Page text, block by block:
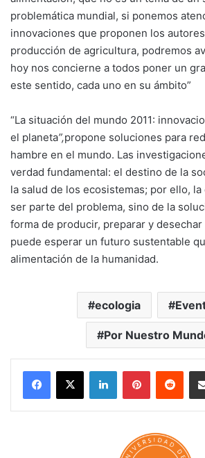
problemática mundial, si ponemos
innovaciones que proponen los
producción de agricultura, podremos
hoy nos concierne a todos poner un
este sentido, cada uno en su ámbito”
“La situación del mundo 2011:
el planeta”,propone soluciones para
hambre en el mundo. Las
verdad fundamental: el destino de la
la salud de los ecosistemas; por ello,
ser parte del problema, sino de la
forma de producir, preparar y
puede esperar un futuro sustentable
alimentación de la humanidad.
ecologia
Por Nuestro
LinkedInPinterest